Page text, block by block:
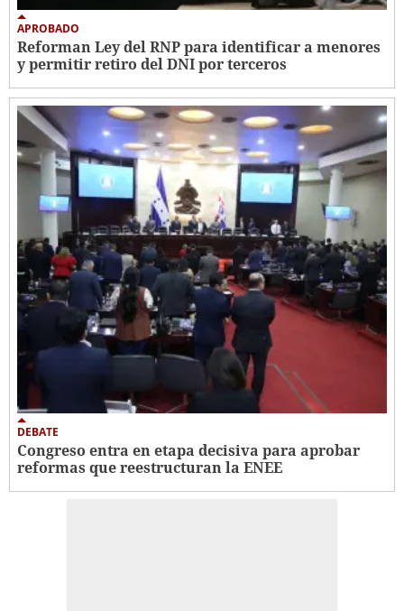
APROBADO
Reforman Ley del RNP para identificar a menores
y permitir retiro del DNI por terceros
DEBATE
Congreso entra en etapa decisiva para aprobar
reformas que reestructuran la ENEE